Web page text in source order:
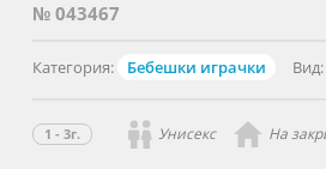
№ 043467
Категория: Бебешки играчки Вид:
1 - 3г. Унисекс На